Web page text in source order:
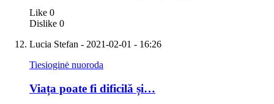
Like 0
Dislike 0
Lucia Stefan - 2021-02-01 - 16:26
Tiesioginė nuoroda
Viața poate fi dificilă și…